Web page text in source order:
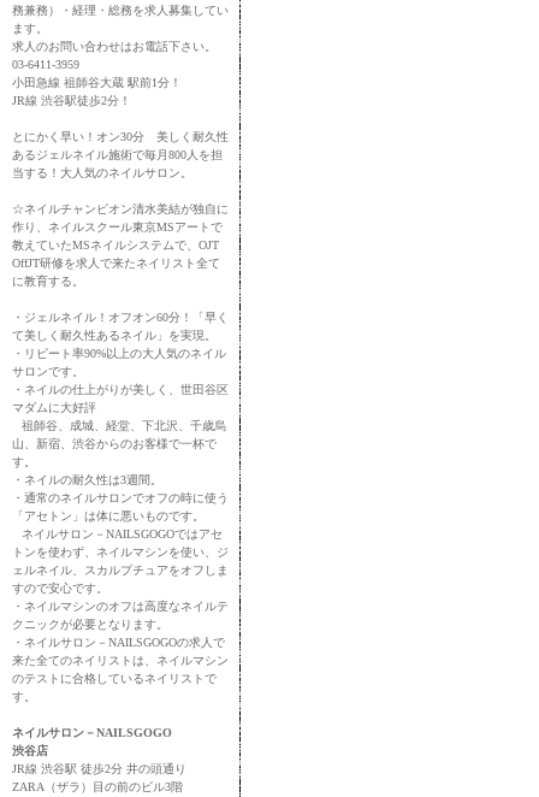
務兼務）・経理・総務を求人募集してい
ます。
求人のお問い合わせはお電話下さい。
03-6411-3959
小田急線 祖師谷大蔵 駅前1分！
JR線 渋谷駅徒歩2分！
とにかく早い！オン30分 美しく耐久性
あるジェルネイル施術で毎月800人を担
当する！大人気のネイルサロン。
☆ネイルチャンピオン清水美結が独自に
作り、ネイルスクール東京MSアートで
教えていたMSネイルシステムで、OJT
OffJT研修を求人で来たネイリスト全て
に教育する。
・ジェルネイル！オフオン60分！「早く
て美しく耐久性あるネイル」を実現。
・リピート率90%以上の大人気のネイル
サロンです。
・ネイルの仕上がりが美しく、世田谷区
マダムに大好評
祖師谷、成城、経堂、下北沢、千歳烏
山、新宿、渋谷からのお客様で一杯で
す。
・ネイルの耐久性は3週間。
・通常のネイルサロンでオフの時に使う
「アセトン」は体に悪いものです。
ネイルサロン－NAILSGOGOではアセ
トンを使わず、ネイルマシンを使い、ジ
ェルネイル、スカルプチュアをオフしま
すので安心です。
・ネイルマシンのオフは高度なネイルテ
クニックが必要となります。
・ネイルサロン－NAILSGOGOの求人で
来た全てのネイリストは、ネイルマシン
のテストに合格しているネイリストで
す。
ネイルサロン－NAILSGOGO
渋谷店
JR線 渋谷駅 徒歩2分 井の頭通り
ZARA（ザラ）目の前のビル3階